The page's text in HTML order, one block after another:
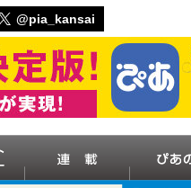
@pia_kansai